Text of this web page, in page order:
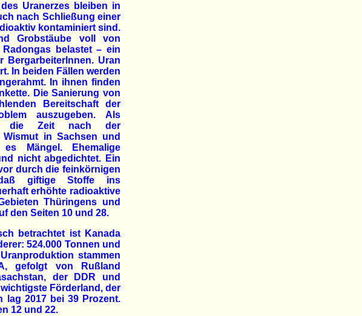
Uranerzes bleiben in
nach Schließung einer
kontaminiert sind.
Grobstäube voll von
belastet – ein
BergarbeiterInnen. Uran
In beiden Fällen werden
In ihnen finden
Die Sanierung von
Bereitschaft der
auszugeben. Als
die Zeit nach der
in Sachsen und
Mängel. Ehemalige
nicht abgedichtet. Ein
durch die feinkörnigen
giftige Stoffe ins
erhöhte radioaktive
Thüringens und
den Seiten 10 und 28.
betrachtet ist Kanada
524.000 Tonnen und
stammen
gefolgt von Rußland
der DDR und
Förderland, der
lag 2017 bei 39 Prozent.
12 und 22.